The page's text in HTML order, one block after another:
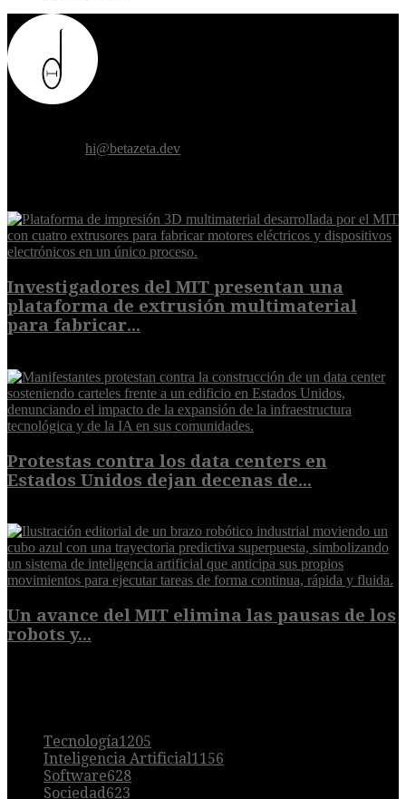
hi@betazeta.dev
Investigadores del MIT presentan una
plataforma de extrusión multimaterial
para fabricar...
Protestas contra los data centers en
Estados Unidos dejan decenas de...
Un avance del MIT elimina las pausas de los
robots y...
Tecnología1205
Inteligencia Artificial1156
Software628
Sociedad623